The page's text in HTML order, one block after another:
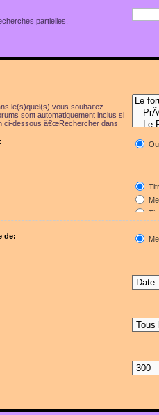
partielles.
le(s)quel(s) vous souhaitez
sont automatiquement inclus si
ci-dessous â€œRechercher dans
de: